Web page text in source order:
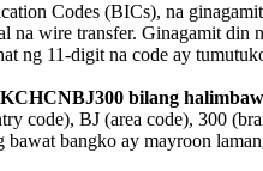
Codes (BICs), na
wire transfer. Ginagamit
11-digit na code ay
bilang
code), BJ (area code), 300
bawat bangko ay mayroon